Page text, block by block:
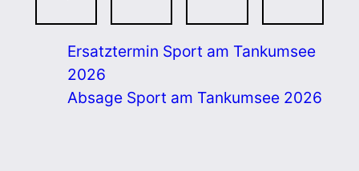
Ersatztermin Sport am Tankumsee
2026
Absage Sport am Tankumsee 2026